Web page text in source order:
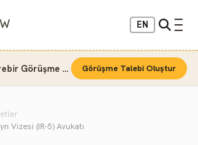
EN
Sinan Sarı ile Birebir Görüşme Fırsatı Görüşme Talebi Oluştur
Vizesi (IR-5) Avukatı